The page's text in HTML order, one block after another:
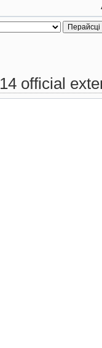
14 official